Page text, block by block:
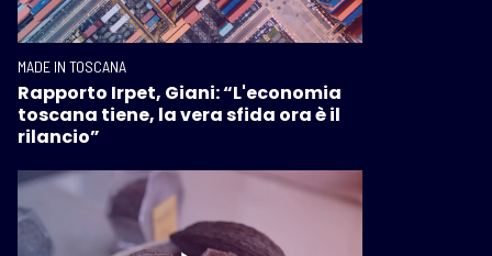
MADE IN TOSCANA
Rapporto Irpet, Giani: “L'economia
toscana tiene, la vera sfida ora è il
rilancio”